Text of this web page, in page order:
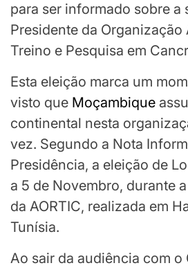
para ser informado sobre a
Presidente da Organização
Treino e Pesquisa em
Esta eleição marca um
visto que Moçambique
continental nesta
vez. Segundo a Nota
Presidência, a eleição de
a 5 de Novembro, durante
da AORTIC, realizada em
Tunísia.
Ao sair da audiência com o